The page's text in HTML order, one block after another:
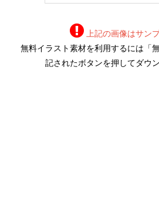
上記の画像はサン
無料イラスト素材を利用するには「
記されたボタンを押してダウ